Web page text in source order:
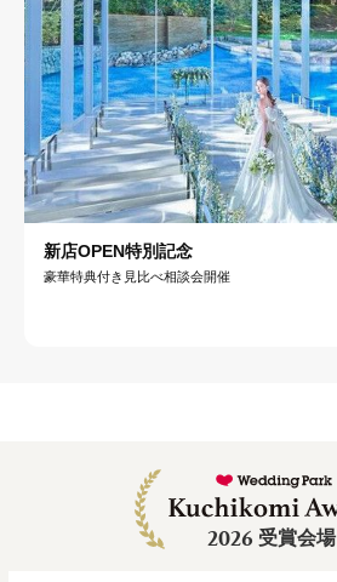
新店OPEN特別記念
豪華特典付き見比べ相談会開催
2026 受賞会場